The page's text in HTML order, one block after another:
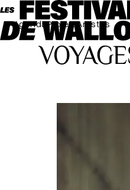
AgendaProjetsArtistes